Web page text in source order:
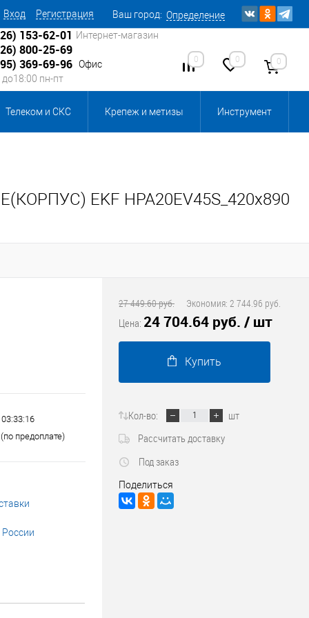
Вход Регистрация Ваш город: Определение
153-62-01 Интернет-магазин
800-25-69
369-69-96 Офис
до18:00 пн-пт
0 0 0
Телеком и СКС Крепеж и метизы Инструмент
и комплектующие, бытовая химия
для склада Ретро-электрика
Трубопроводные системы
EKF HPA20EV45S_420x890
предоплате)
27 449.60 руб. Экономия: 2 744.96 руб.
Цена: 24 704.64 руб. / шт
Купить
Кол-во:
шт
Рассчитать доставку
Под заказ
Поделиться